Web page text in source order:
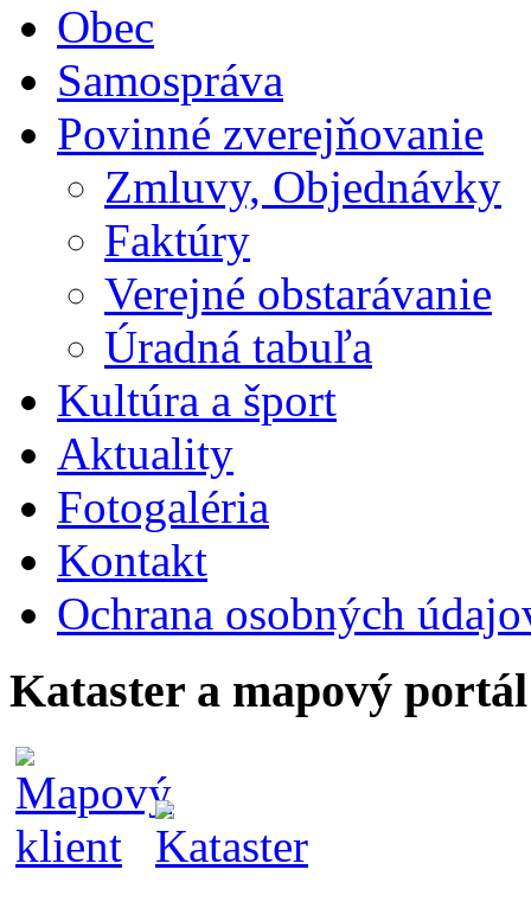
Obec
Samospráva
Povinné zverejňovanie
Zmluvy, Objednávky
Faktúry
Verejné obstarávanie
Úradná tabuľa
Kultúra a šport
Aktuality
Fotogaléria
Kontakt
Ochrana osobných
Kataster a mapový portál